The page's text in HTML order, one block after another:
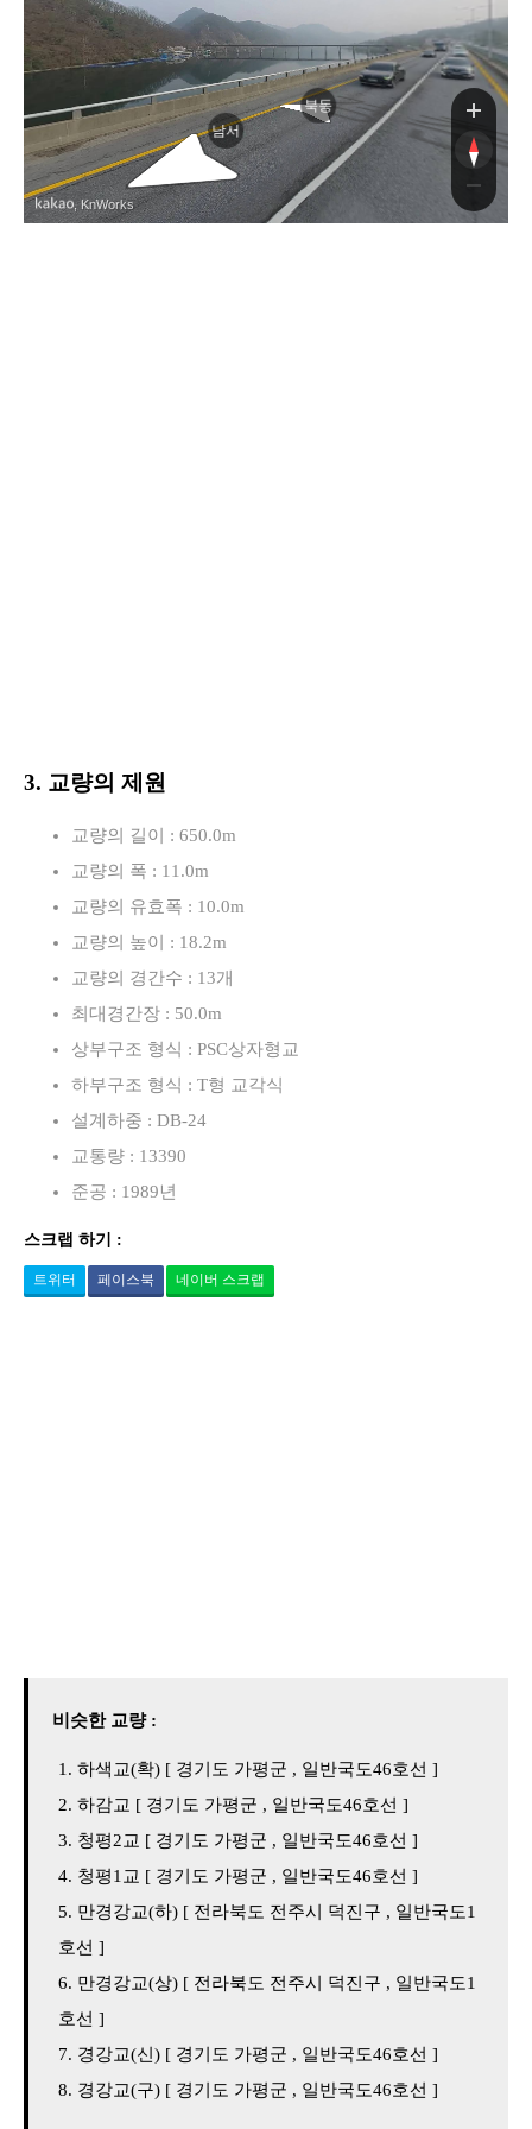
남서
북동
, KnWorks
3. 교량의 제원
교량의 길이 : 650.0m
교량의 폭 : 11.0m
교량의 유효폭 : 10.0m
교량의 높이 : 18.2m
교량의 경간수 : 13개
최대경간장 : 50.0m
상부구조 형식 : PSC상자형교
하부구조 형식 : T형 교각식
설계하중 : DB-24
교통량 : 13390
준공 : 1989년
스크랩 하기 :
트위터 페이스북 네이버 스크랩
비슷한 교량 :
하색교(확) [ 경기도 가평군 , 일반국도46호선 ]
하감교 [ 경기도 가평군 , 일반국도46호선 ]
청평2교 [ 경기도 가평군 , 일반국도46호선 ]
청평1교 [ 경기도 가평군 , 일반국도46호선 ]
만경강교(하) [ 전라북도 전주시 덕진구 , 일반국도1
호선 ]
만경강교(상) [ 전라북도 전주시 덕진구 , 일반국도1
호선 ]
경강교(신) [ 경기도 가평군 , 일반국도46호선 ]
경강교(구) [ 경기도 가평군 , 일반국도46호선 ]